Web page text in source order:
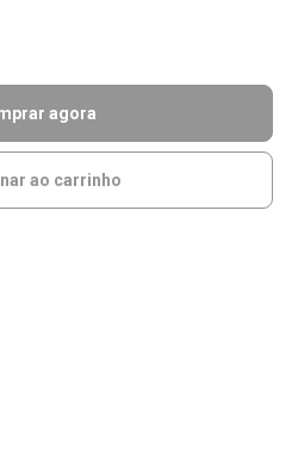
agora
ao carrinho